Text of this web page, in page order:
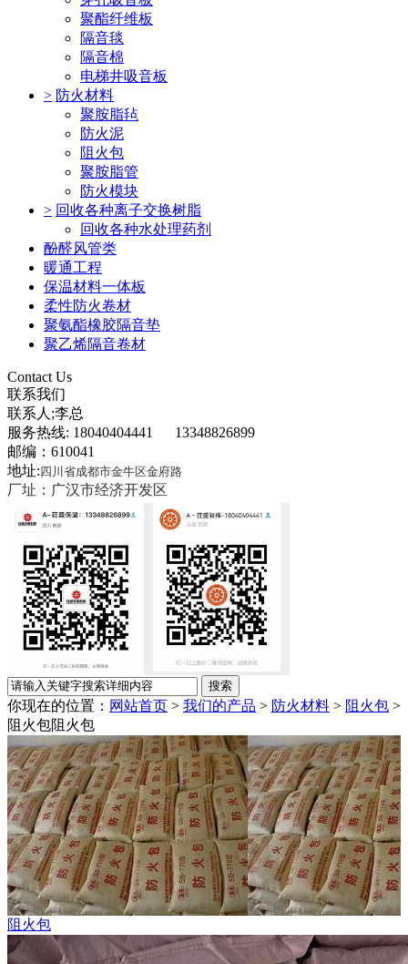
聚酯纤维板
隔音毯
隔音棉
电梯井吸音板
> 防火材料
聚胺脂毡
防火泥
阻火包
聚胺脂管
防火模块
> 回收各种离子交换树脂
回收各种水处理药剂
酚醛风管类
暖通工程
保温材料一体板
柔性防火卷材
聚氨酯橡胶隔音垫
聚乙烯隔音卷材
Contact Us
联系我们
联系人;李总
服务热线: 18040404441 13348826899
邮编：610041
地址:四川省成都市金牛区金府路
厂址：广汉市经济开发区
你现在的位置： 网站首页 > 我们的产品 > 防火材料 > 阻火包 >
阻火包阻火包
阻火包